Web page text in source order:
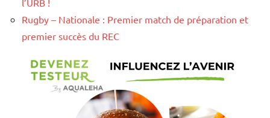
l’URB !
Rugby – Nationale : Premier match de préparation et
premier succès du REC